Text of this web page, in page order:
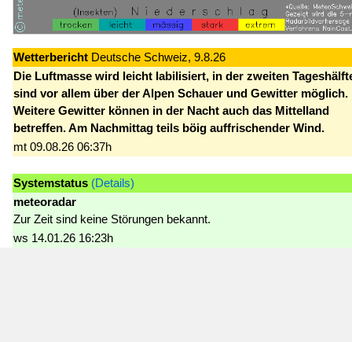
Wetterbericht Deutsche Schweiz, 9.8.26
Die Luftmasse wird leicht labilisiert, in der zweiten
sind vor allem über der Alpen Schauer und Gewitter möglich.
Weitere Gewitter können in der Nacht auch das Mittelland
betreffen. Am Nachmittag teils böig auffrischender Wind.
mt 09.08.26 06:37h
Systemstatus (Details)
meteoradar
Zur Zeit sind keine Störungen bekannt.
ws 14.01.26 16:23h